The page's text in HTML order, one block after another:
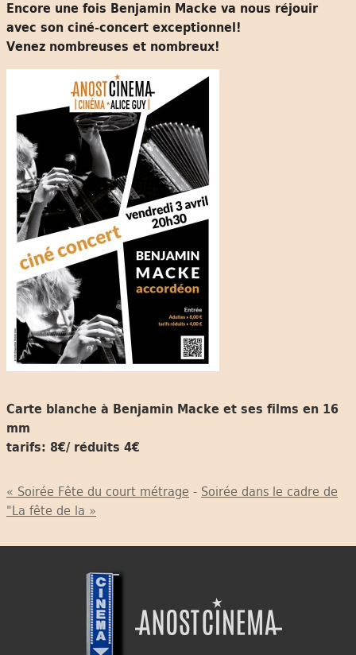
Encore une fois Benjamin Macke va nous réjouir
avec son ciné-concert exceptionnel!
Venez nombreuses et nombreux!
Carte blanche à Benjamin Macke et ses films en 16
mm
tarifs: 8€/ réduits 4€
« Soirée Fête du court métrage - Soirée dans le cadre de
"La fête de la »